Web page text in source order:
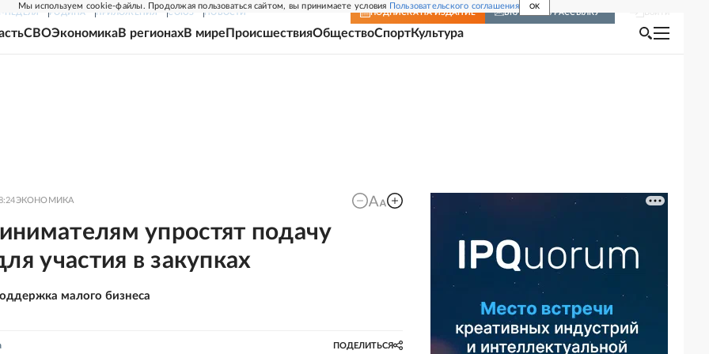
Мы используем cookie-файлы. Продолжая пользоваться сайтом, вы принимаете условия Пользовательского соглашения OK
НЕДЕЛЯ РОДИНА ПРИЛОЖЕНИЯ СОЮЗ НОВОСТИ ПОДПИСКА НА ИЗДАНИЕ ВКЛЮЧИТЬ РАССЫЛКУ
СВОЭкономикаВ регионахВ мире ПроисшествияОбществоСпортКультура
ЭКОНОМИКА
упростят подачу
участия в закупках
малого бизнеса
ПОДЕЛИТЬСЯ